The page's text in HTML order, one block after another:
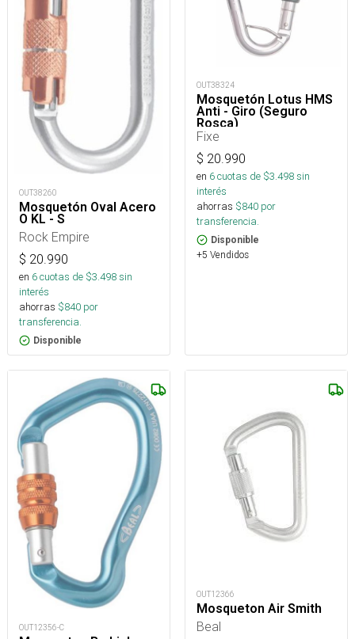
OUT38260
Mosquetón Oval Acero
O KL - S
Rock Empire
$ 20.990
en 6cuotas de $3.498sin
interés
ahorras $840 por
transferencia.
Disponible
OUT38324
Mosquetón Lotus HMS
Anti - Giro (Seguro
Rosca)
Fixe
$ 20.990
en 6cuotas de $3.498sin
interés
ahorras $840 por
transferencia.
Disponible
+5 Vendidos
OUT12356-C
OUT12366
Mosqueton Air Smith
Beal